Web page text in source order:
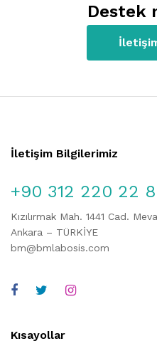
Destek
İletişim Bilgilerimiz
+90 312 220 22
Kızılırmak Mah. 1441 Cad.
Ankara – TÜRKİYE
bm@bmlabosis.com
Kısayollar